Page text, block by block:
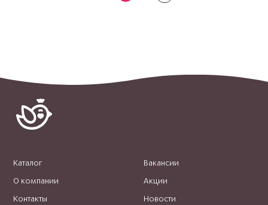
Каталог
О компании
Контакты
Вакансии
Акции
Новости